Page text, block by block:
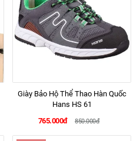
Giày Bảo Hộ Thể Thao Hàn Quốc
Hans HS 61
765.000đ
850.000đ